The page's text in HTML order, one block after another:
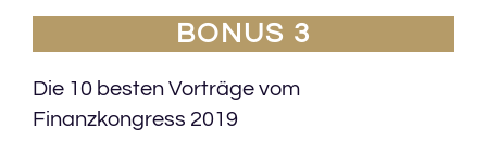
BONUS 3
Die 10 besten Vorträge vom
Finanzkongress 2019